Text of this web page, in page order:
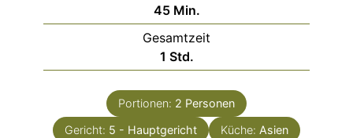
45Minuten
Min.
Gesamtzeit
1 Stunde
Std.
Portionen: 2 Personen
Gericht: 5 - Hauptgericht Küche: Asien